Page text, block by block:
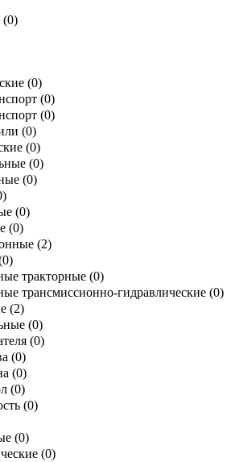
(0)
(0)
(0)
(0)
(0)
(0)
(0)
(0)
)
(0)
(0)
(2)
0)
тракторные (0)
трансмиссионно-гидравлические (0)
(2)
(0)
(0)
(0)
(0)
(0)
(0)
(0)
(0)